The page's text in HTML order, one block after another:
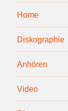
Home
Diskographie
Anhören
Video